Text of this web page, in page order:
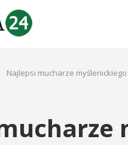
Najlepsi mucharze myślenickiego